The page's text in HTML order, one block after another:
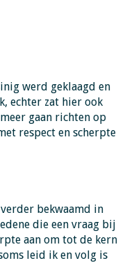
werd geklaagd en
echter zat hier ook
gaan richten op
respect en scherpte
bekwaamd in
die een vraag bij
aan om tot de kern
leid ik en volg is